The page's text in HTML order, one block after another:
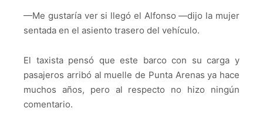
—Me gustaría ver si llegó el Alfonso —dijo la mujer
sentada en el asiento trasero del vehículo.
El taxista pensó que este barco con su carga y
pasajeros arribó al muelle de Punta Arenas ya hace
muchos años, pero al respecto no hizo ningún
comentario.